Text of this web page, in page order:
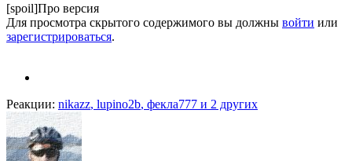
[spoil]Про версия
Для просмотра скрытого содержимого вы должны войти или
зарегистрироваться.
Реакции: nikazz, lupino2b, фекла777 и 2 других